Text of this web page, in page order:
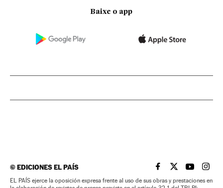
Baixe o app
©EDICIONES EL PAÍS EL PAÍS BRASIL EN
EL PAÍSEL PAÍS
EL
EL PAÍS ejerce la oposición expresa frente al uso de sus obras y prestaciones en